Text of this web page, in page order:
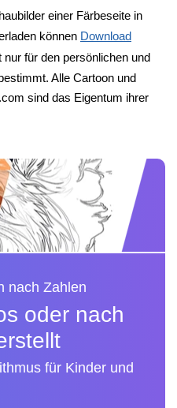
einer Färbeseite in
können Download
für den persönlichen und
Alle Cartoon und
sind das Eigentum ihrer
nach Zahlen
oder nach
für Kinder und